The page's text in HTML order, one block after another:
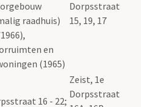
raadhuis)
en
(1965)
Dorpsstraat
15, 19, 17
16 - 22;
Zeist, 1e
Dorpsstraat